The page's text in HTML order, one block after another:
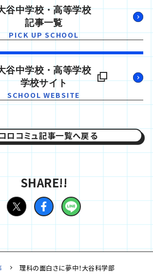
谷中学校・高等学校
記事一覧
PICK UP SCHOOL
谷中学校・高等学校
学校サイト
SCHOOL WEBSITE
ロコミュ記事一覧へ戻る
SHARE!!
理科の面白さに夢中！大谷科学部